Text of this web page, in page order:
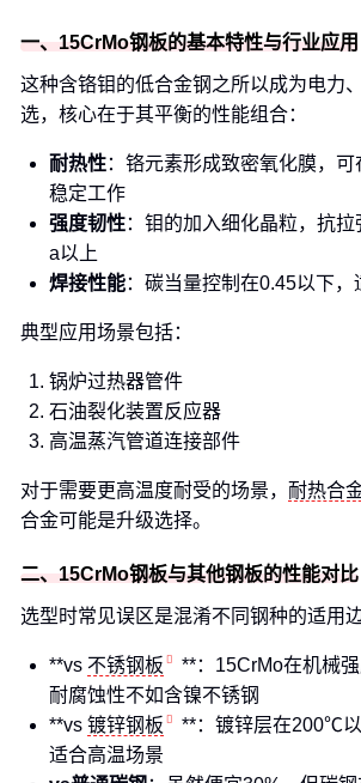
一、15CrMo钢板的基本特性与行业应用
这种含铬钼的低合金钢之所以成为电力
选，核心在于其平衡的性能组合：
耐热性：铬元素形成致密氧化膜，
稳定工作
强度韧性：钼的加入细化晶粒，抗
a以上
焊接性能：碳当量控制在0.45以下
典型应用场景包括：
锅炉过热器管件
石油裂化装置反应器
高温蒸汽管道连接部件
对于需要更高温度耐受的场景， 耐热合
合金可能是升级选择。
二、15CrMo钢板与其他钢板的性能对比
选型时常见误区是混淆不同钢种的适用边
**vs 不锈钢板
**：15CrMo在机械
耐腐蚀性不如含镍不锈钢
**vs 镀锌钢板
**：镀锌层在200℃
适合高温场景